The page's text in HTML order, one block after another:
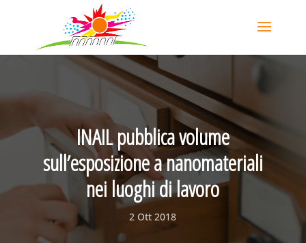
INAIL pubblica volume
sull’esposizione a nanomateriali
nei luoghi di lavoro
2 Ott 2018